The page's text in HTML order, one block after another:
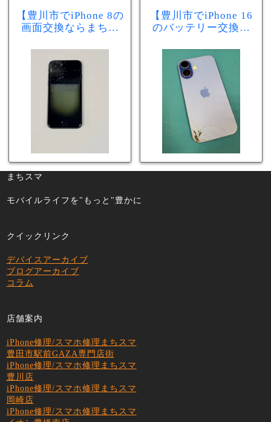
【豊川市でiPhone 8の
画面交換ならまちス
れ・液晶不良も当日
60分で修理可能！
【豊川市でiPhone 16
のバッテリー交換な
少し膨張したバッテ
リーも当日90分で安
心修理！
まちスマ
モバイルライフを"もっと"豊かに
クイックリンク
デバイスアーカイブ
ブログアーカイブ
コラム
店舗案内
iPhone修理/スマホ修理まちスマ
豊田市駅前GAZA専門店街
iPhone修理/スマホ修理まちスマ
豊川店
iPhone修理/スマホ修理まちスマ
岡崎店
iPhone修理/スマホ修理まちスマ